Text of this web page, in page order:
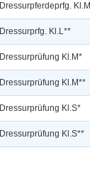
Kl.M
Kl.L**
Kl.M*
Kl.M**
Kl.S*
Kl.S**